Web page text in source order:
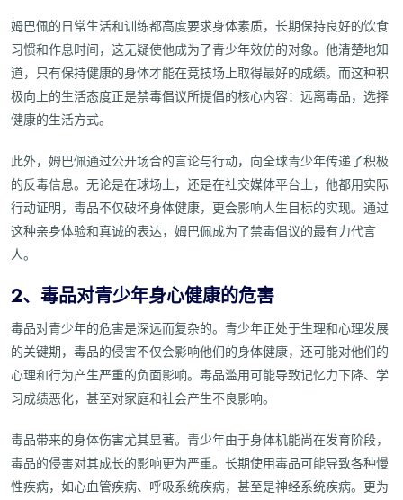
姆巴佩的日常生活和训练都高度要求身体素质，长期保持良好的饮食
习惯和作息时间，这无疑使他成为了青少年效仿的对象。他清楚地知
道，只有保持健康的身体才能在竞技场上取得最好的成绩。而这种积
极向上的生活态度正是禁毒倡议所提倡的核心内容：远离毒品，选择
健康的生活方式。
此外，姆巴佩通过公开场合的言论与行动，向全球青少年传递了积极
的反毒信息。无论是在球场上，还是在社交媒体平台上，他都用实际
行动证明，毒品不仅破坏身体健康，更会影响人生目标的实现。通过
这种亲身体验和真诚的表达，姆巴佩成为了禁毒倡议的最有力代言
人。
2、毒品对青少年身心健康的危害
毒品对青少年的危害是深远而复杂的。青少年正处于生理和心理发展
的关键期，毒品的侵害不仅会影响他们的身体健康，还可能对他们的
心理和行为产生严重的负面影响。毒品滥用可能导致记忆力下降、学
习成绩恶化，甚至对家庭和社会产生不良影响。
毒品带来的身体伤害尤其显著。青少年由于身体机能尚在发育阶段，
毒品的侵害对其成长的影响更为严重。长期使用毒品可能导致各种慢
性疾病，如心血管疾病、呼吸系统疾病，甚至是神经系统疾病。更为